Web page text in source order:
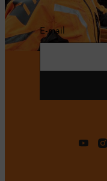
E-mail